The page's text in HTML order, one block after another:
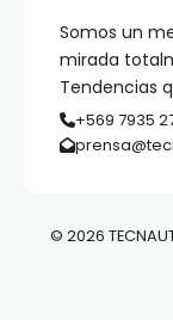
Somos un
mirada
Tendencias
+569 7935
© 2026